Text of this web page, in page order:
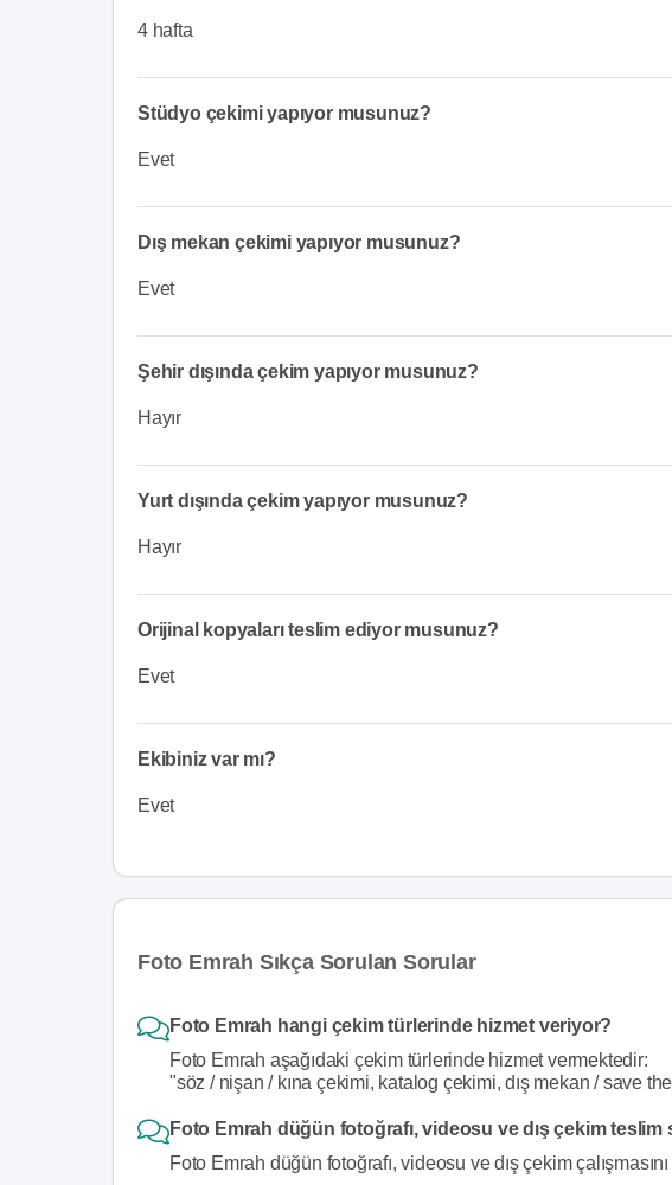
4 hafta
Stüdyo çekimi yapıyor musunuz?
Evet
Dış mekan çekimi yapıyor musunuz?
Evet
Şehir dışında çekim yapıyor musunuz?
Hayır
Yurt dışında çekim yapıyor musunuz?
Hayır
Orijinal kopyaları teslim ediyor musunuz?
Evet
Ekibiniz var mı?
Evet
Foto Emrah Sıkça Sorulan Sorular
Foto Emrah hangi çekim türlerinde hizmet veriyor?
Foto Emrah aşağıdaki çekim türlerinde hizmet vermektedir:
"söz / nişan / kına çekimi, katalog çekimi, dış mekan / save
Foto Emrah düğün fotoğrafı, videosu ve dış çekim teslim
Foto Emrah düğün fotoğrafı, videosu ve dış çekim